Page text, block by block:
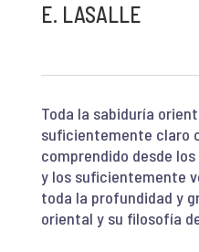
E. LASALLE
Toda la sabiduría
suficientemente claro
comprendido desde
y los suficientemente
toda la profundidad y
oriental y su filosofía